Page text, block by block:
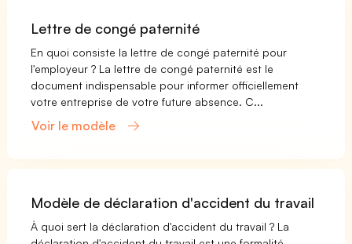
Lettre de congé paternité
En quoi consiste la lettre de congé paternité pour
l'employeur ? La lettre de congé paternité est le
document indispensable pour informer officiellement
votre entreprise de votre future absence. C...
Voir le modèle
Modèle de déclaration d'accident du travail
À quoi sert la déclaration d'accident du travail ? La